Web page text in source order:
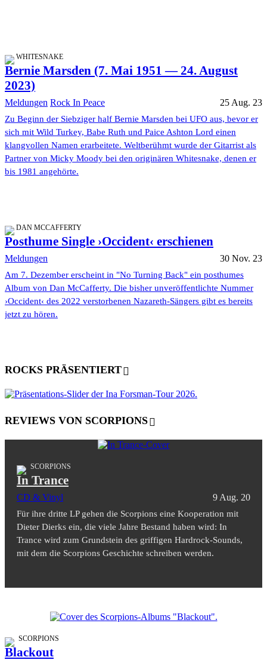
WHITESNAKE
Bernie Marsden (7. Mai 1951 — 24. August
2023)
Meldungen Rock In Peace 25 Aug. 23
Zu Beginn der Siebziger half Bernie Marsden bei UFO aus, bevor er
sich mit Wild Turkey, Babe Ruth und Paice Ashton Lord einen
klangvollen Namen erarbeitete. Weltberühmt wurde der Gitarrist als
Partner von Micky Moody bei den originären Whitesnake, denen er
bis 1981 angehörte.
DAN MCCAFFERTY
Posthume Single ›Occident‹ erschienen
Meldungen 30 Nov. 23
Am 7. Dezember erscheint in "No Turning Back" ein posthumes
Album von Dan McCafferty. Die bisher unveröffentlichte Nummer
›Occident‹ des 2022 verstorbenen Nazareth-Sängers gibt es bereits
jetzt zu hören.
ROCKS PRÄSENTIERT
REVIEWS VON SCORPIONS
SCORPIONS
In Trance
CD & Vinyl 9 Aug. 20
Für ihre dritte LP gehen die Scorpions eine Kooperation mit
Dieter Dierks ein, die viele Jahre Bestand haben wird: In
Trance wird zum Grundstein des griffigen Hardrock-Sounds,
mit dem die Scorpions Geschichte schreiben werden.
SCORPIONS
Blackout